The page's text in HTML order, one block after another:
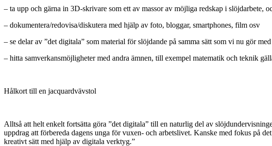
– ta upp och gärna in 3D-skrivare som ett av massor av möjliga redskap i slöjdarbete,
– dokumentera/redovisa/diskutera med hjälp av foto, bloggar, smartphones, film osv
– se delar av ”det digitala” som material för slöjdande på samma sätt som vi nu gör
– hitta samverkansmöjligheter med andra ämnen, till exempel matematik och teknik
Hålkort till en jacquardvävstol
Alltså att helt enkelt fortsätta göra ”det digitala” till en naturlig del av
uppdrag att förbereda dagens unga för vuxen- och arbetslivet. Kanske med fokus på
kreativt sätt med hjälp av digitala verktyg.”